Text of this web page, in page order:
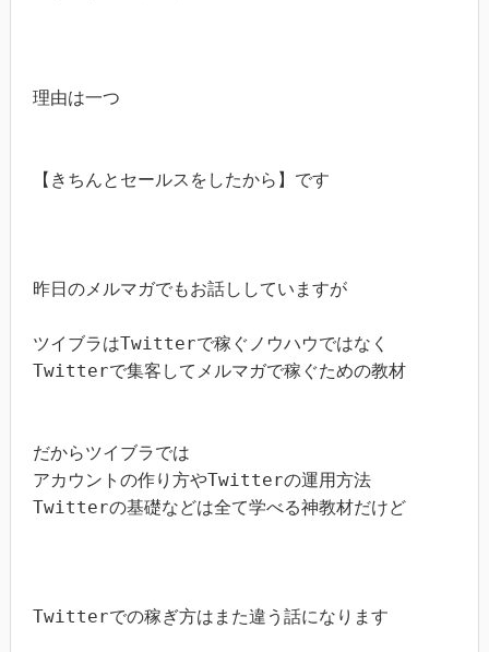
理由は一つ
【きちんとセールスをしたから】です
昨日のメルマガでもお話ししていますが
ツイブラはTwitterで稼ぐノウハウではなく
Twitterで集客してメルマガで稼ぐための教材
だからツイブラでは
アカウントの作り方やTwitterの運用方法
Twitterの基礎などは全て学べる神教材だけど
Twitterでの稼ぎ方はまた違う話になります